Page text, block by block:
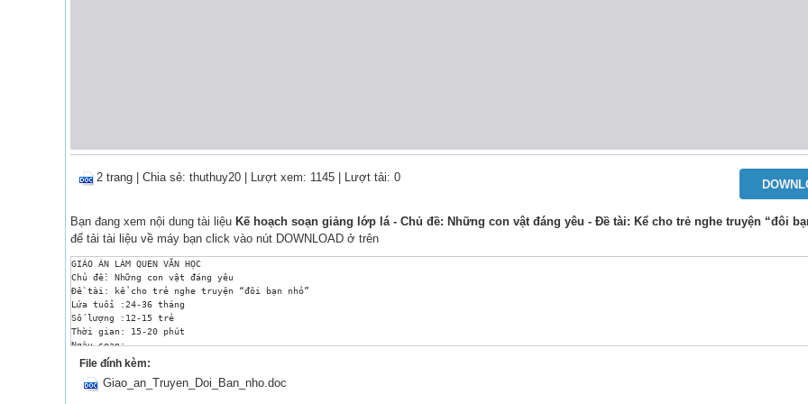
2 trang Chia sẻ: thuthuy20 | Lượt xem: 1145 | Lượt tải: 0
Bạn đang xem nội dung tài liệu Kế hoạch soạn giảng lớp lá - Chủ đề: Những con vật đáng yêu - Đề tài: Kể cho trẻ nghe truyện “đôi
để tải tài liệu về máy bạn click vào nút DOWNLOAD ở trên
GIÁO ÁN LÀM QUEN VĂN HỌC
Chủ đề: Những con vật đáng yêu
Đề tài: kể cho trẻ nghe truyện “đôi bạn nhỏ”
Lứa tuổi :24-36 tháng
Số lượng :12-15 trẻ
Thời gian: 15-20 phút
Ngày soạn:
Ngày dạy:
I. MỤC ĐÍCH – YÊU CẦU
File đính kèm:
Giao_an_Truyen_Doi_Ban_nho.doc